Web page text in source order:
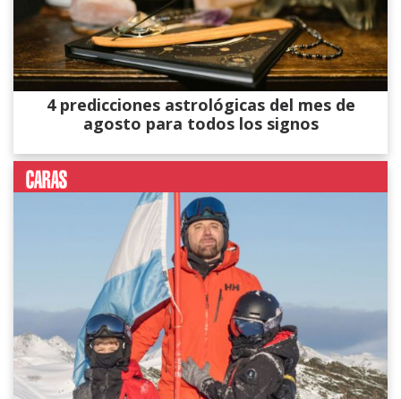
4 predicciones astrológicas del mes de
agosto para todos los signos